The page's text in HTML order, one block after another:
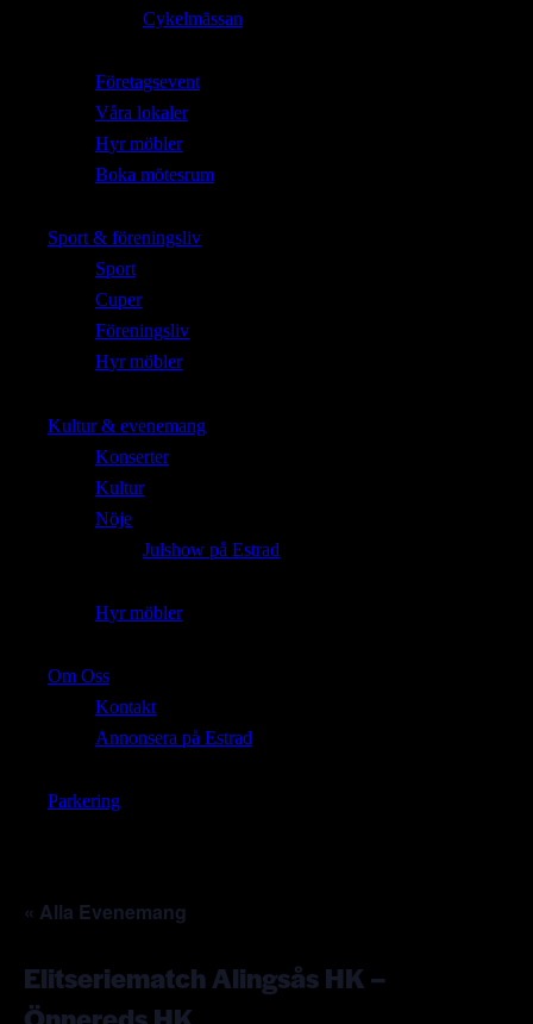
Cykelmässan
Företagsevent
Våra lokaler
Hyr möbler
Boka mötesrum
Sport & föreningsliv
Sport
Cuper
Föreningsliv
Hyr möbler
Kultur & evenemang
Konserter
Kultur
Nöje
Julshow på Estrad
Hyr möbler
Om Oss
Kontakt
Annonsera på Estrad
Parkering
« Alla Evenemang
Elitseriematch Alingsås HK –